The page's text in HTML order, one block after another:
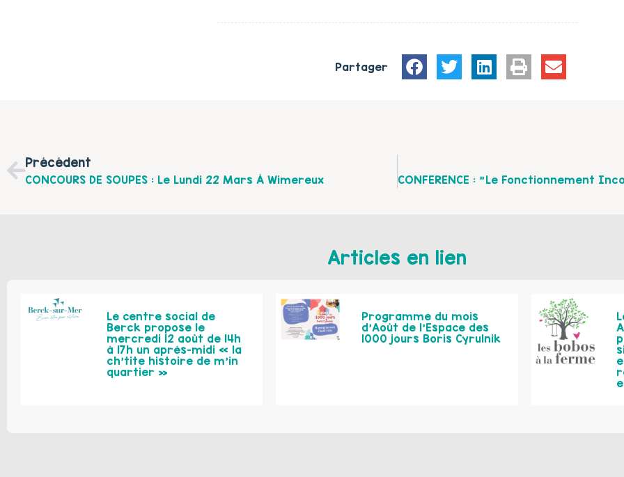
Partager
Précédent
CONCOURS DE SOUPES : Le Lundi 22 Mars À Wimereux
Articles en lien
Le centre social de
Berck propose le
mercredi 12 août de 14h
à 17h un après-midi « la
ch’tite histoire de m’in
quartier »
Programme du mois
d’Août de l’Espace des
1000 jours Boris Cyrulnik